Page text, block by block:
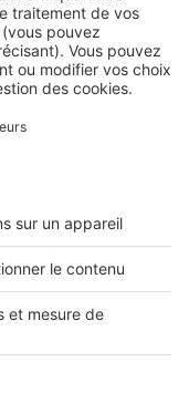
actifs tout
dispositif ...
Paris